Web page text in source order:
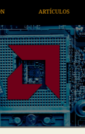
ARTÍCULOS